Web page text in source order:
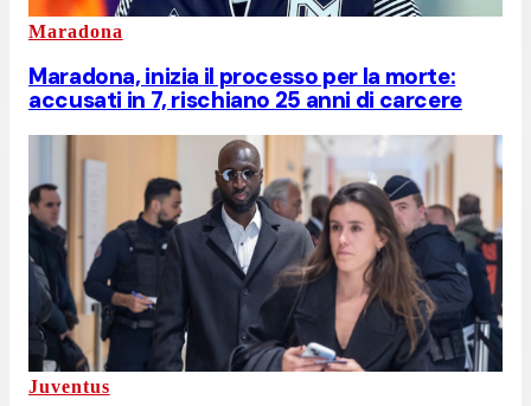
Maradona
Maradona, inizia il processo per la morte:
accusati in 7, rischiano 25 anni di carcere
Juventus